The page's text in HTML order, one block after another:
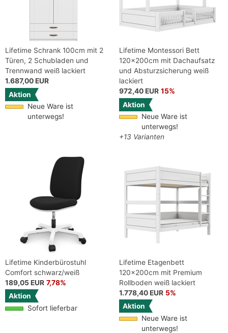
Lifetime Schrank 100cm mit 2
Türen, 2 Schubladen und
Trennwand weiß lackiert
1.687,00 EUR
Aktion
Neue Ware ist
unterwegs!
Lifetime Montessori Bett
120x200cm mit Dachaufsatz
und Absturzsicherung weiß
lackiert
972,40 EUR 15%
Aktion
Neue Ware ist
unterwegs!
+13 Varianten
Lifetime Kinderbürostuhl
Comfort schwarz/weiß
189,05 EUR 7,78%
Aktion
Sofort lieferbar
Lifetime Etagenbett
120x200cm mit Premium
Rollboden weiß lackiert
1.778,40 EUR 5%
Aktion
Neue Ware ist
unterwegs!